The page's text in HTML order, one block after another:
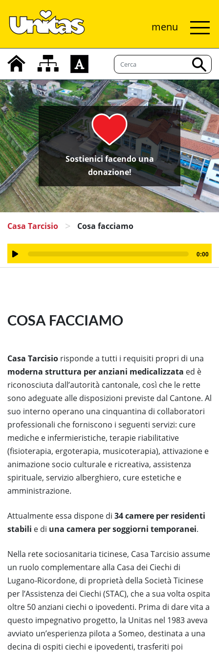
menu
Sostienici facendo una
donazione!
Casa Tarcisio > Cosa facciamo
Audio
Player
0:00
COSA FACCIAMO
Casa Tarcisio risponde a tutti i requisiti propri di una
moderna struttura per anziani medicalizzata ed è
riconosciuta dall’autorità cantonale, così che le rette
sono adeguate alle disposizioni previste dal Cantone. Al
suo interno operano una cinquantina di collaboratori
professionali che forniscono i seguenti servizi: cure
mediche e infermieristiche, terapie riabilitative
(fisioterapia, ergoterapia, musicoterapia), attivazione e
animazione socio culturale e ricreativa, assistenza
spirituale, servizio alberghiero, cure estetiche e
amministrazione.
Attualmente essa dispone di 34 camere per residenti
stabili e di una camera per soggiorni temporanei.
Nella rete sociosanitaria ticinese, Casa Tarcisio assume
un ruolo complementare alla Casa dei Ciechi di
Lugano-Ricordone, di proprietà della Società Ticinese
per l’Assistenza dei Ciechi (STAC), che a sua volta ospita
oltre 50 anziani ciechi o ipovedenti. Prima di dare vita a
questo impegnativo progetto, la Unitas nel 1983 aveva
avviato un’esperienza pilota a Someo, destinata a una
decina di ospiti ciechi e ipovedenti, trasferiti poi